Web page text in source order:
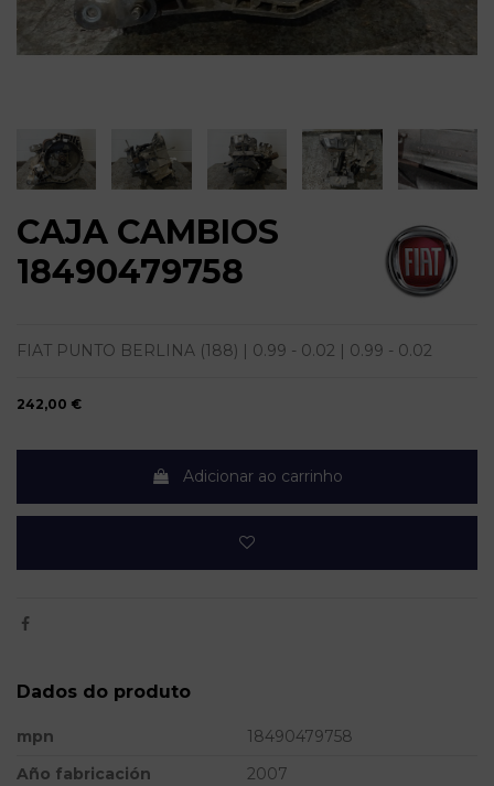
CAJA CAMBIOS
18490479758
FIAT PUNTO BERLINA (188) | 0.99 - 0.02 | 0.99 - 0.02
242,00 €
Adicionar ao carrinho
Dados do produto
mpn
18490479758
Año fabricación
2007